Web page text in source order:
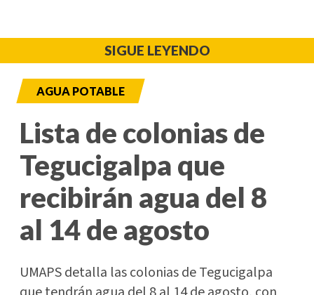
SIGUE LEYENDO
AGUA POTABLE
Lista de colonias de
Tegucigalpa que
recibirán agua del 8
al 14 de agosto
UMAPS detalla las colonias de Tegucigalpa